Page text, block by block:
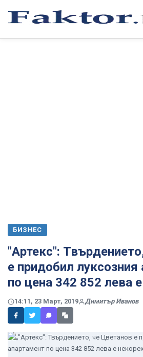
БИЗНЕС
"Артекс":
е придобил луксозния
по цена 342 852 лева
14:11, 23 Март, 2019 Димитър Иванов